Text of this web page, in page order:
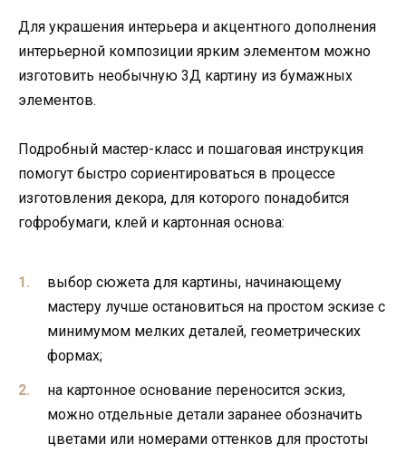
Для украшения интерьера и акцентного дополнения
интерьерной композиции ярким элементом можно
изготовить необычную 3Д картину из бумажных
элементов.
Подробный мастер-класс и пошаговая инструкция
помогут быстро сориентироваться в процессе
изготовления декора, для которого понадобится
гофробумаги, клей и картонная основа:
выбор сюжета для картины, начинающему
мастеру лучше остановиться на простом эскизе с
минимумом мелких деталей, геометрических
формах;
на картонное основание переносится эскиз,
можно отдельные детали заранее обозначить
цветами или номерами оттенков для простоты